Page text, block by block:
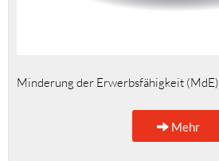
Minderung der Erwerbsfähigkeit (MdE)
Mehr